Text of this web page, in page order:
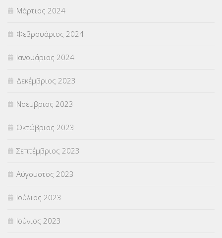
Μάρτιος 2024
Φεβρουάριος 2024
Ιανουάριος 2024
Δεκέμβριος 2023
Νοέμβριος 2023
Οκτώβριος 2023
Σεπτέμβριος 2023
Αύγουστος 2023
Ιούλιος 2023
Ιούνιος 2023